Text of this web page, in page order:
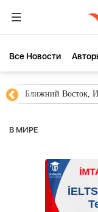
Все Новости
Ближний Восток,
В МИРЕ